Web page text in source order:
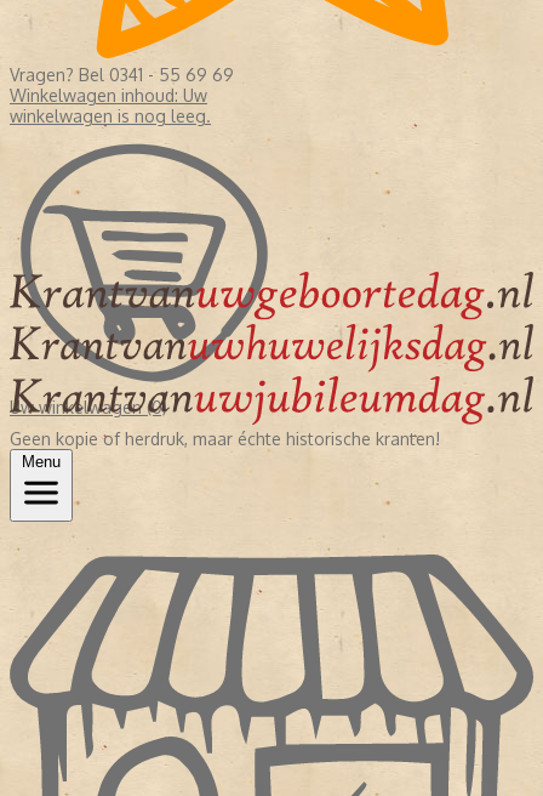
Vragen? Bel 0341 - 55 69 69
Winkelwagen inhoud: Uw
winkelwagen is nog leeg.
Uw winkelwagen (0)
Geen kopie of herdruk, maar échte historische kranten!
Menu